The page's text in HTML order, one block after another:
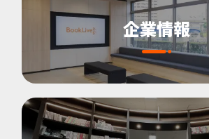
企業情報